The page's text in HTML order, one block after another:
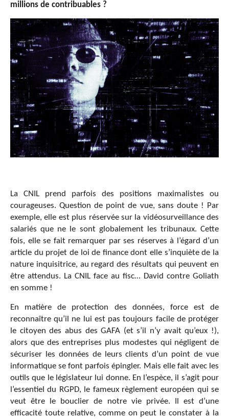
millions de contribuables ?
La CNIL prend parfois des positions maximalistes ou
courageuses. Question de point de vue, sans doute ! Par
exemple, elle est plus réservée sur la vidéosurveillance des
salariés que ne le sont globalement les tribunaux. Cette
fois, elle se fait remarquer par ses réserves à l’égard d’un
article du projet de loi de finance dont elle s’inquiète de la
nature inquisitrice, au regard des résultats qui peuvent en
être attendus. La CNIL face au fisc… David contre Goliath
en somme !
En matière de protection des données, force est de
reconnaître qu’il ne lui est pas toujours facile de protéger
le citoyen des abus des GAFA (et s’il n’y avait qu’eux !),
alors que des entreprises plus modestes qui négligent de
sécuriser les données de leurs clients d’un point de vue
informatique se font parfois épingler. Mais elle fait avec les
outils que le législateur lui donne. En l’espèce, il s’agit pour
l’essentiel du RGPD, le fameux règlement européen qui se
veut être le bouclier de notre vie privée. Il est d’une
efficacité toute relative, comme on peut le constater à la